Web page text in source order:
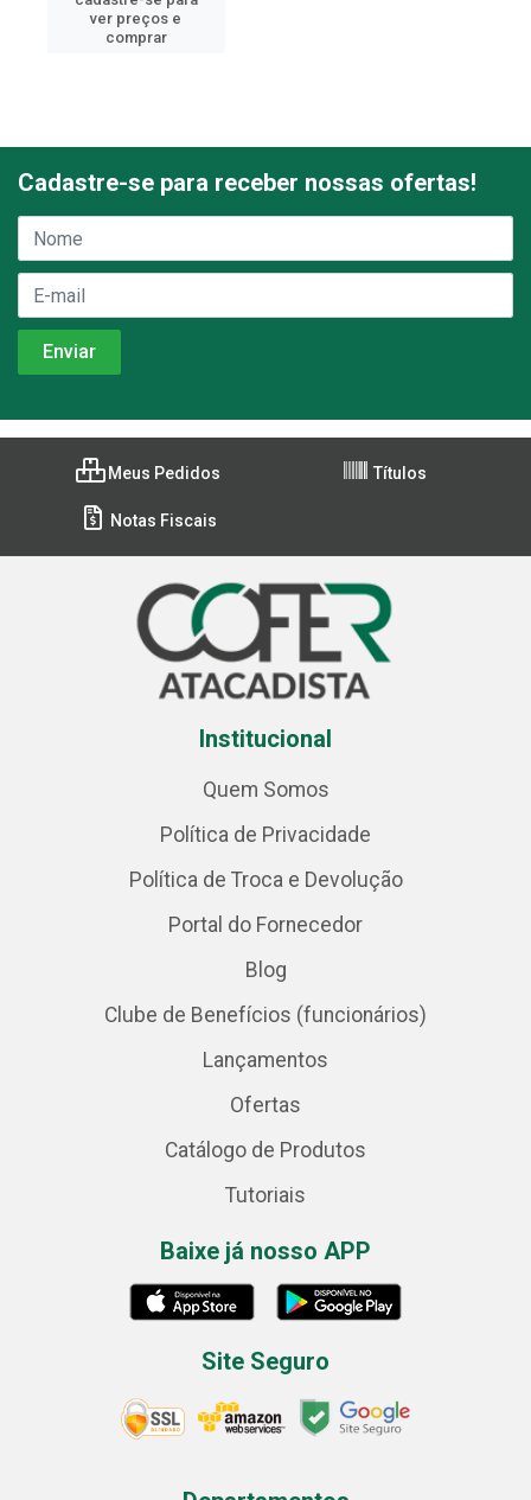
ver preços e
comprar
Cadastre-se para receber nossas ofertas!
Meus Pedidos Títulos
Notas Fiscais
Institucional
Quem Somos
Política de Privacidade
Política de Troca e Devolução
Portal do Fornecedor
Blog
Clube de Benefícios (funcionários)
Lançamentos
Ofertas
Catálogo de Produtos
Tutoriais
Baixe já nosso APP
Site Seguro